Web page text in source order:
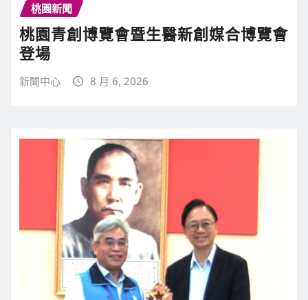
桃園新聞
桃園青創博覽會暨生醫新創媒合博覽會
登場
新聞中心 8 月 6, 2026